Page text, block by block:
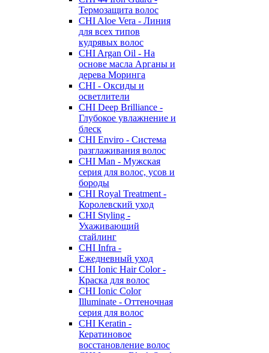
Термозащита волос
CHI Aloe Vera - Линия
для всех типов
кудрявых волос
CHI Argan Oil - На
основе масла Арганы и
дерева Моринга
CHI - Оксиды и
осветлители
CHI Deep Brilliance -
Глубокое увлажнение и
блеск
CHI Enviro - Система
разглаживания волос
CHI Man - Мужская
серия для волос, усов и
бороды
CHI Royal Treatment -
Королевский уход
CHI Styling -
Ухаживающий
стайлинг
CHI Infra -
Ежедневный уход
CHI Ionic Hair Color -
Краска для волос
CHI Ionic Color
Illuminate - Оттеночная
серия для волос
CHI Keratin -
Кератиновое
восстановление волос